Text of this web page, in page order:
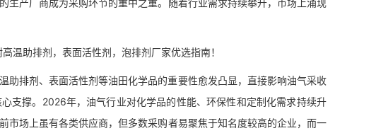
生产厂商成为采购环节的重中之重。随着行业需求持续攀升，市场上涌现
助排剂，表面活性剂，泡排剂厂家优选指南！
排剂、表面活性剂等油田化学品的重要性愈发凸显，直接影响油气采收
支撑。2026年，油气行业对化学品的性能、环保性和定制化需求持续升
市场上虽有各类供应商，但多数采购者易聚焦于知名度较高的企业，而一